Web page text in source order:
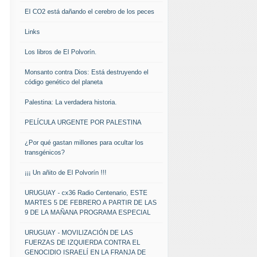
El CO2 está dañando el cerebro de los peces
Links
Los libros de El Polvorín.
Monsanto contra Dios: Está destruyendo el
código genético del planeta
Palestina: La verdadera historia.
PELÍCULA URGENTE POR PALESTINA
¿Por qué gastan millones para ocultar los
transgénicos?
¡¡¡ Un añito de El Polvorín !!!
URUGUAY - cx36 Radio Centenario, ESTE
MARTES 5 DE FEBRERO A PARTIR DE LAS
9 DE LA MAÑANA PROGRAMA ESPECIAL
URUGUAY - MOVILIZACIÓN DE LAS
FUERZAS DE IZQUIERDA CONTRA EL
GENOCIDIO ISRAELÍ EN LA FRANJA DE